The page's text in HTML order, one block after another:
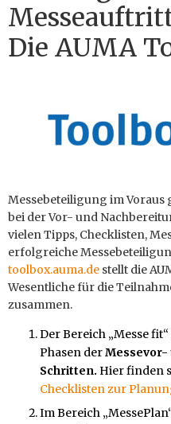
Die AUMA
Messebeteiligung im
bei der Vor- und
vielen Tipps, Checklisten,
erfolgreiche
toolbox.auma.de stellt die
Wesentliche für die
zusammen.
Der Bereich „Messe
Phasen derMessevor-
Schritten. Hier finden
Checklisten zur
Im Bereich